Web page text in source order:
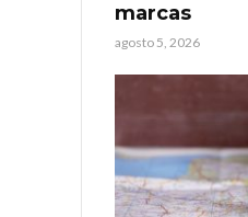
marcas
agosto 5, 2026